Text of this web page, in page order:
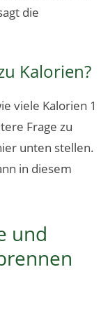
die
Kalorien?
viele Kalorien 1
Frage zu
unten stellen.
in diesem
und